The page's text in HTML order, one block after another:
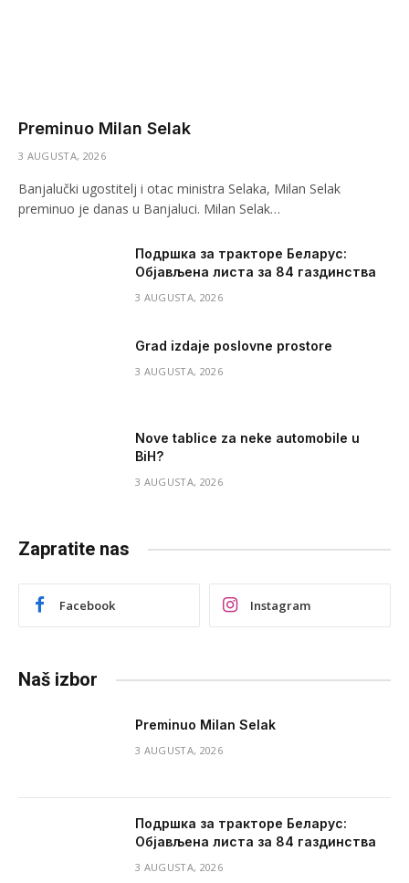
Preminuo Milan Selak
3 AUGUSTA, 2026
Banjalučki ugostitelj i otac ministra Selaka, Milan Selak
preminuo je danas u Banjaluci. Milan Selak…
Подршка за тракторе Беларус:
Објављена листа за 84 газдинства
3 AUGUSTA, 2026
Grad izdaje poslovne prostore
3 AUGUSTA, 2026
Nove tablice za neke automobile u
BiH?
3 AUGUSTA, 2026
Zapratite nas
Facebook Instagram
Naš izbor
Preminuo Milan Selak
3 AUGUSTA, 2026
Подршка за тракторе Беларус:
Објављена листа за 84 газдинства
3 AUGUSTA, 2026